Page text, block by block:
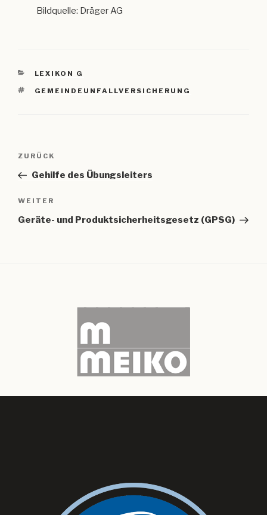
Bildquelle: Dräger AG
KATEGORIEN
LEXIKON G
SCHLAGWÖRTER
GEMEINDEUNFALLVERSICHERUNG
Beitragsnavigation
Vorheriger
Beitrag
ZURÜCK
Gehilfe des Übungsleiters
Nächster
Beitrag
WEITER
Geräte- und Produktsicherheitsgesetz (GPSG)